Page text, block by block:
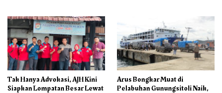
Tak Hanya Advokasi, AJH Kini
Siapkan Lompatan Besar Lewat
Arus Bongkar Muat di
Pelabuhan Gunungsitoli Naik,